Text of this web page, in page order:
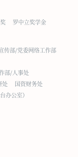
罗中立奖学金
传部/党委网络工作部
部/人事处
处
国资财务处
办公室）